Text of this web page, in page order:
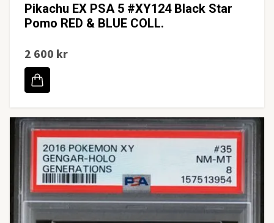
Pikachu EX PSA 5 #XY124 Black Star
Pomo RED & BLUE COLL.
2 600 kr